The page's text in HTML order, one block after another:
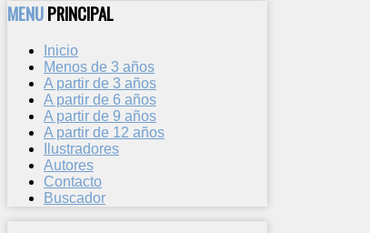
MENUPRINCIPAL
Inicio
Menos de 3 años
A partir de 3 años
A partir de 6 años
A partir de 9 años
A partir de 12 años
Ilustradores
Autores
Contacto
Buscador